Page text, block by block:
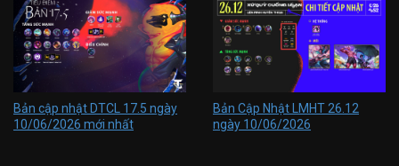
Bản cập nhật DTCL 17.5 ngày
10/06/2026 mới nhất
Bản Cập Nhật LMHT 26.12
ngày 10/06/2026